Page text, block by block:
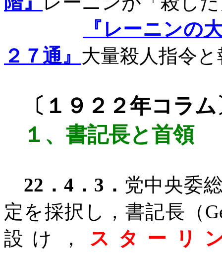
『レーニンの
２７通』 大量殺人指令
〔１９２２年コラ
１、 書記長と首領
22 ． 4 ． 3 ． 党中央委
定を採択し，書記長（
設け， スターリ